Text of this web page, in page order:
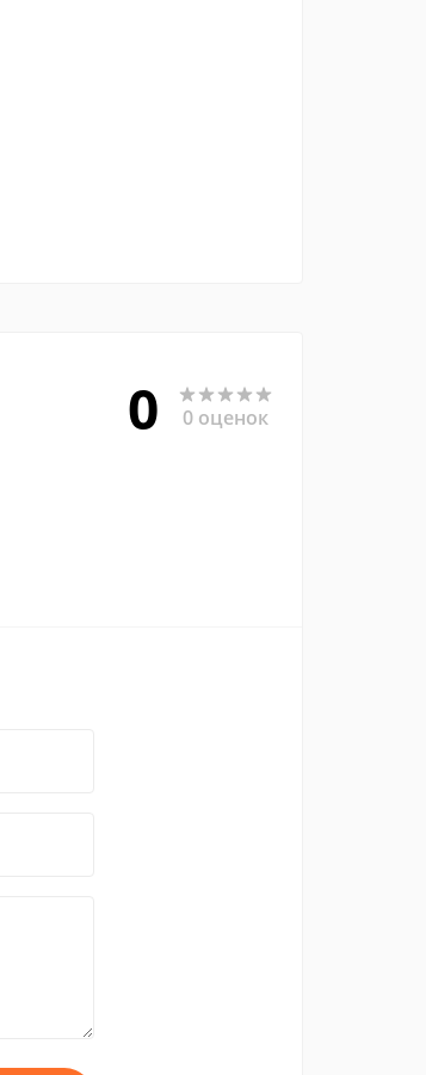
0 0 оценок